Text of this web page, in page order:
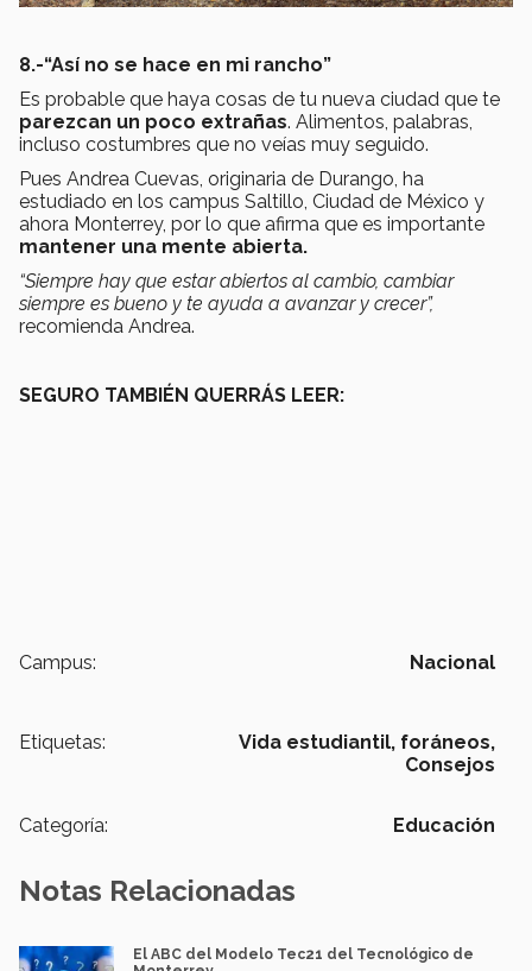
8.-“Así no se hace en mi rancho”
Es probable que haya cosas de tu nueva ciudad que te
parezcan un poco extrañas. Alimentos, palabras,
incluso costumbres que no veías muy seguido.
Pues Andrea Cuevas, originaria de Durango, ha
estudiado en los campus Saltillo, Ciudad de México y
ahora Monterrey, por lo que afirma que es importante
mantener una mente abierta.
“Siempre hay que estar abiertos al cambio, cambiar
siempre es bueno y te ayuda a avanzar y crecer”,
recomienda Andrea.
SEGURO TAMBIÉN QUERRÁS LEER:
Campus: Nacional
Etiquetas: Vida estudiantil, foráneos,
Consejos
Categoría: Educación
Notas Relacionadas
El ABC del Modelo Tec21 del Tecnológico de